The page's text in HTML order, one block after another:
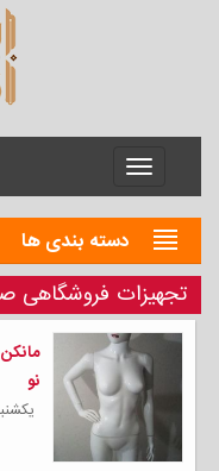
Menu
دسته بندی ها
تجهیزات فروشگاهی
نو
يكشنبه 16 مهر